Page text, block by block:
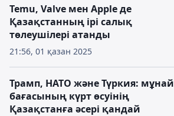
21:56, 01 қазан 2025
Temu, Valve мен Apple де
Қазақстанның ірі салық
төлеушілері атанды
Трамп, НАТО және Түркия: мұнай
бағасының күрт өсуінің
Қазақстанға әсері қандай